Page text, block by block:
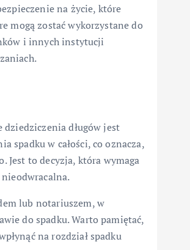
na życie, które
mogą zostać wykorzystane do
i innych instytucji
długów jest
spadku w całości, co oznacza,
Jest to decyzja, która wymaga
lub notariuszem, w
do spadku. Warto pamiętać,
na rozdział spadku